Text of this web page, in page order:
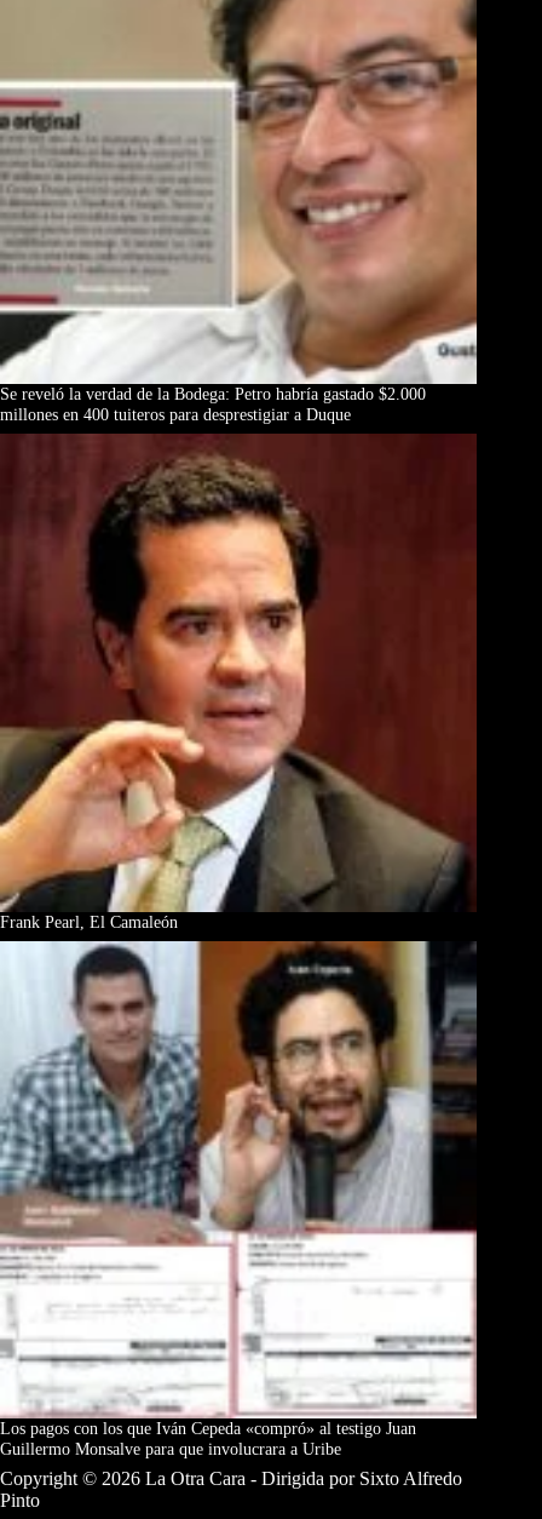
Se reveló la verdad de la Bodega: Petro habría gastado $2.000
millones en 400 tuiteros para desprestigiar a Duque
Frank Pearl, El Camaleón
Los pagos con los que Iván Cepeda «compró» al testigo Juan
Guillermo Monsalve para que involucrara a Uribe
Copyright © 2026 La Otra Cara - Dirigida por Sixto Alfredo
Pinto